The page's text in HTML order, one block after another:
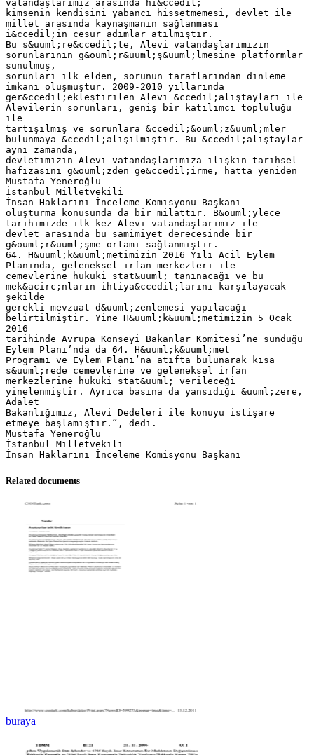
vatandaşlarımız arasında hi&ccedil;
kimsenin kendisini yabancı hissetmemesi, devlet ile
millet arasında kaynaşmanın sağlanması
i&ccedil;in cesur adımlar atılmıştır.
Bu s&uuml;re&ccedil;te, Alevi vatandaşlarımızın
sorunlarının g&ouml;r&uuml;ş&uuml;lmesine platformlar
sunulmuş,
sorunları ilk elden, sorunun taraflarından dinleme
imkanı oluşmuştur. 2009-2010 yıllarında
ger&ccedil;ekleştirilen Alevi &ccedil;alıştayları ile
Alevilerin sorunları, geniş bir katılımcı topluluğu
ile
tartışılmış ve sorunlara &ccedil;&ouml;z&uuml;mler
bulunmaya &ccedil;alışılmıştır. Bu &ccedil;alıştaylar
aynı zamanda,
devletimizin Alevi vatandaşlarımıza ilişkin tarihsel
hafızasını g&ouml;zden ge&ccedil;irme, hatta yeniden
Mustafa Yeneroğlu
İstanbul Milletvekili
İnsan Haklarını İnceleme Komisyonu Başkanı
oluşturma konusunda da bir milattır. B&ouml;ylece
tarihimizde ilk kez Alevi vatandaşlarımız ile
devlet arasında bu samimiyet derecesinde bir
g&ouml;r&uuml;şme ortamı sağlanmıştır.
64. H&uuml;k&uuml;metimizin 2016 Yılı Acil Eylem
Planında, geleneksel irfan merkezleri ile
cemevlerine hukuki stat&uuml; tanınacağı ve bu
mek&acirc;nların ihtiya&ccedil;larını karşılayacak
şekilde
gerekli mevzuat d&uuml;zenlemesi yapılacağı
belirtilmiştir. Yine H&uuml;k&uuml;metimizin 5 Ocak
2016
tarihinde Avrupa Konseyi Bakanlar Komitesi’ne sunduğu
Eylem Planı’nda da 64. H&uuml;k&uuml;met
Programı ve Eylem Planı’na atıfta bulunarak kısa
s&uuml;rede cemevlerine ve geleneksel irfan
merkezlerine hukuki stat&uuml; verileceği
yinelenmiştir. Ayrıca basına da yansıdığı &uuml;zere,
Adalet
Bakanlığımız, Alevi Dedeleri ile konuyu istişare
etmeye başlamıştır.“, dedi.
Mustafa Yeneroğlu
İstanbul Milletvekili
İnsan Haklarını İnceleme Komisyonu Başkanı
Related documents
buraya